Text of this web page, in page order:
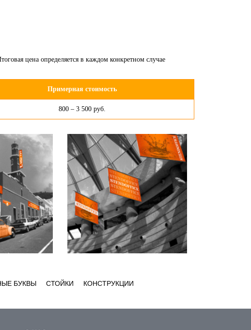
цена определяется в каждом конкретном случае
Примерная стоимость
800 – 3 500 руб.
БУКВЫ СТОЙКИ КОНСТРУКЦИИ